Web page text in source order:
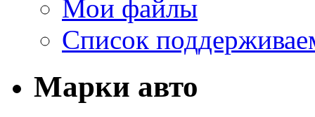
Мои файлы
Список
Марки авто